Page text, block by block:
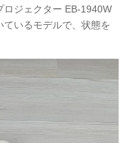
ロジェクター EB-1940W
ているモデルで、状態を